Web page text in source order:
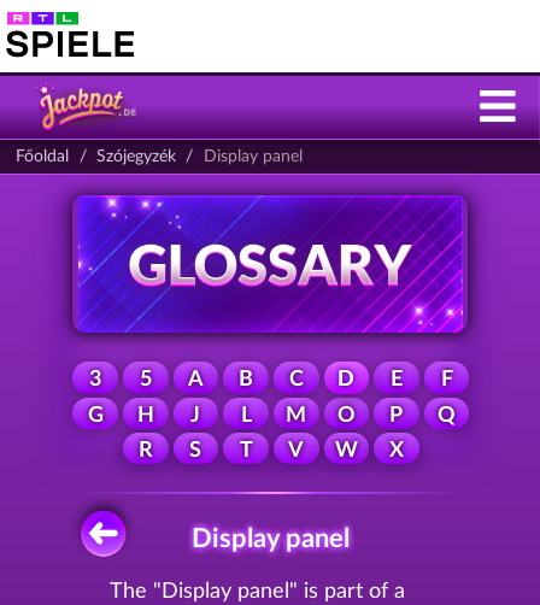
Főoldal Szójegyzék Display panel
3 5 A B C D E
F
G
H J L M O P
Q
R
S T V W X
Display panel
The "Display panel" is part of a